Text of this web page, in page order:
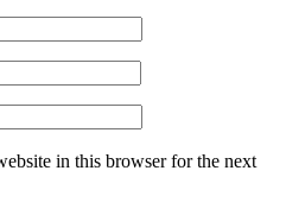
in this browser for the next